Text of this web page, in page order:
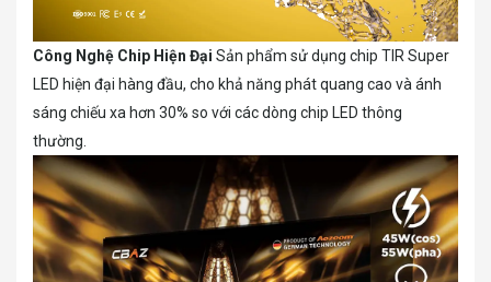
Công Nghệ Chip Hiện Đại Sản phẩm sử dụng chip TIR Super
LED hiện đại hàng đầu, cho khả năng phát quang cao và ánh
sáng chiếu xa hơn 30% so với các dòng chip LED thông
thường.